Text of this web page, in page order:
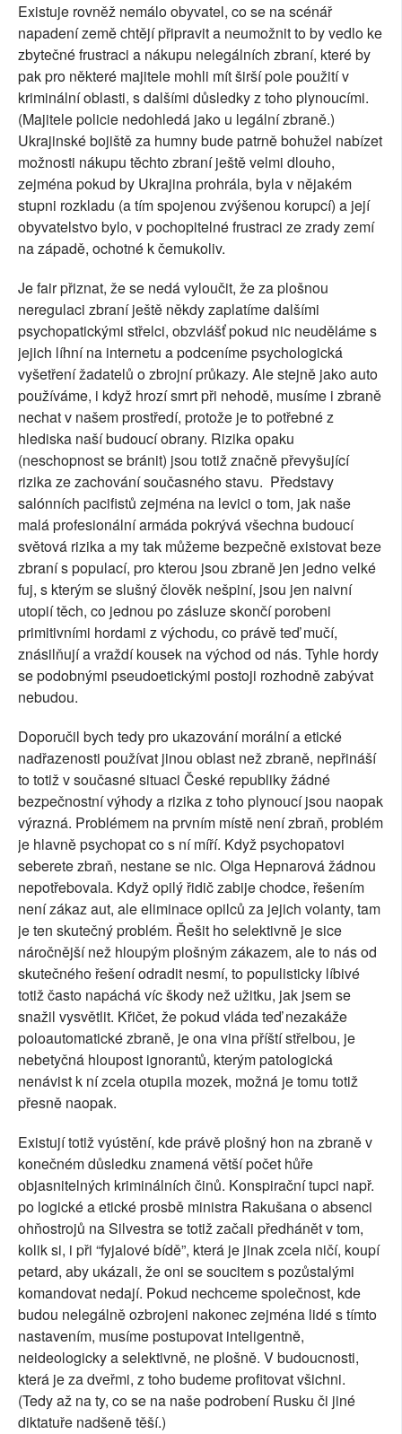
Existuje rovněž nemálo obyvatel, co se na scénář
napadení země chtějí připravit a neumožnit to by vedlo ke
zbytečné frustraci a nákupu nelegálních zbraní, které by
pak pro některé majitele mohli mít širší pole použití v
kriminální oblasti, s dalšími důsledky z toho plynoucími.
(Majitele policie nedohledá jako u legální zbraně.)
Ukrajinské bojiště za humny bude patrně bohužel nabízet
možnosti nákupu těchto zbraní ještě velmi dlouho,
zejména pokud by Ukrajina prohrála, byla v nějakém
stupni rozkladu (a tím spojenou zvýšenou korupcí) a její
obyvatelstvo bylo, v pochopitelné frustraci ze zrady zemí
na západě, ochotné k čemukoliv.
Je fair přiznat, že se nedá vyloučit, že za plošnou
neregulaci zbraní ještě někdy zaplatíme dalšími
psychopatickými střelci, obzvlášť pokud nic neuděláme s
jejich líhní na internetu a podceníme psychologická
vyšetření žadatelů o zbrojní průkazy. Ale stejně jako auto
používáme, i když hrozí smrt při nehodě, musíme i zbraně
nechat v našem prostředí, protože je to potřebné z
hlediska naší budoucí obrany. Rizika opaku
(neschopnost se bránit) jsou totiž značně převyšující
rizika ze zachování současného stavu. Představy
salónních pacifistů zejména na levici o tom, jak naše
malá profesionální armáda pokrývá všechna budoucí
světová rizika a my tak můžeme bezpečně existovat beze
zbraní s populací, pro kterou jsou zbraně jen jedno velké
fuj, s kterým se slušný člověk nešpiní, jsou jen naivní
utopií těch, co jednou po zásluze skončí porobeni
primitivními hordami z východu, co právě teď mučí,
znásilňují a vraždí kousek na východ od nás. Tyhle hordy
se podobnými pseudoetickými postoji rozhodně zabývat
nebudou.
Doporučil bych tedy pro ukazování morální a etické
nadřazenosti používat jinou oblast než zbraně, nepřináší
to totiž v současné situaci České republiky žádné
bezpečnostní výhody a rizika z toho plynoucí jsou naopak
výrazná. Problémem na prvním místě není zbraň, problém
je hlavně psychopat co s ní míří. Když psychopatovi
seberete zbraň, nestane se nic. Olga Hepnarová žádnou
nepotřebovala. Když opilý řidič zabije chodce, řešením
není zákaz aut, ale eliminace opilců za jejich volanty, tam
je ten skutečný problém. Řešit ho selektivně je sice
náročnější než hloupým plošným zákazem, ale to nás od
skutečného řešení odradit nesmí, to populisticky líbivé
totiž často napáchá víc škody než užitku, jak jsem se
snažil vysvětlit. Křičet, že pokud vláda teď nezakáže
poloautomatické zbraně, je ona vina příští střelbou, je
nebetyčná hloupost ignorantů, kterým patologická
nenávist k ní zcela otupila mozek, možná je tomu totiž
přesně naopak.
Existují totiž vyústění, kde právě plošný hon na zbraně v
konečném důsledku znamená větší počet hůře
objasnitelných kriminálních činů. Konspirační tupci např.
po logické a etické prosbě ministra Rakušana o absenci
ohňostrojů na Silvestra se totiž začali předhánět v tom,
kolik si, i při “fyjalové bídě”, která je jinak zcela ničí, koupí
petard, aby ukázali, že oni se soucitem s pozůstalými
komandovat nedají. Pokud nechceme společnost, kde
budou nelegálně ozbrojeni nakonec zejména lidé s tímto
nastavením, musíme postupovat inteligentně,
neideologicky a selektivně, ne plošně. V budoucnosti,
která je za dveřmi, z toho budeme profitovat všichni.
(Tedy až na ty, co se na naše podrobení Rusku či jiné
diktatuře nadšeně těší.)